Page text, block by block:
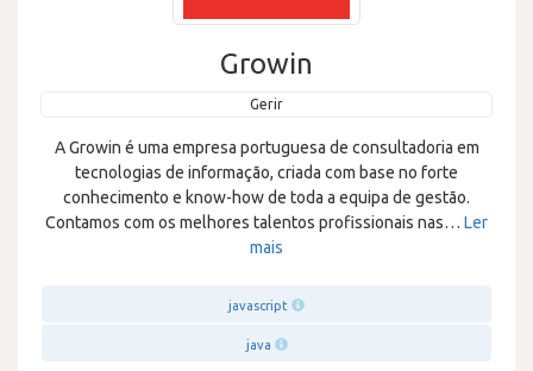
Growin
Gerir
A Growin é uma empresa portuguesa de consultadoria em
tecnologias de informação, criada com base no forte
conhecimento e know-how de toda a equipa de gestão.
Contamos com os melhores talentos profissionais nas… Ler
mais
javascript
java